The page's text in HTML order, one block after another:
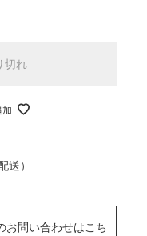
切れ
）
お問い合わせはこち